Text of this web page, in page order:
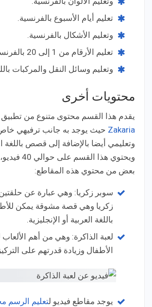
تعليم أيام الأسبوع بالفرنسية.
وتعليم الأشكال بالفرنسية.
تعليم الأرقام من 1 إلى 20 بالفرنسية.
وتعليم وسائل النقل والمركبات
محتويات أخرى
يقدم هذا القسم محتوى متنوع من تطبيق
Zakaria حيث يوجد به جانب ترفيهي خاص
وتعليمي أيضا بالإضافة إلى قصص باللغة
ويحتوي هذا
بعض من محتوي هذه المقاطع:
سوبر زكريا: وهي عبارة عن
زكريا وهي قصة مشوقة يمكن
باللغة العربية أو الإنجليزية.
لعبة الذاكرة: وهي من أهم الألعاب
الأطفال وزيادة قدرتهم على
يوجد مقاطع فيديو لتعليم الرسم